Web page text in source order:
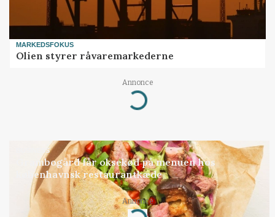
MARKEDSFOKUS
Olien styrer råvaremarkederne
Annonce
Loading...
BUSINESS
Grambogård får oksekød på menuen hos
københavnsk restaurantkæde
Annonce